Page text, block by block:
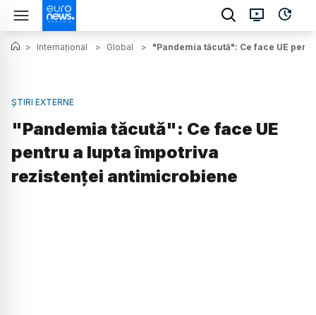
> Internațional > Global > "Pandemia tăcută": Ce face UE
ȘTIRI EXTERNE
"Pandemia tăcută": Ce face UE
pentru a lupta împotriva
rezistenței antimicrobiene